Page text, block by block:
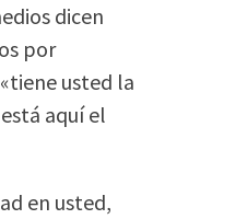
dicen
por
usted la
aquí el
en usted,